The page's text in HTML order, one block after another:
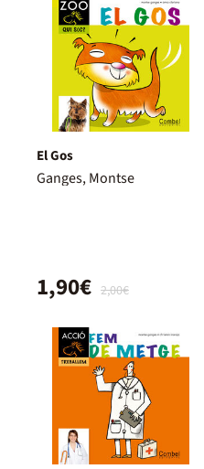
El Gos
Ganges, Montse
2,00€
1,90€